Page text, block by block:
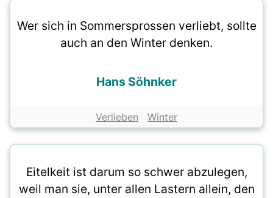
Wer sich in Sommersprossen verliebt, sollte
auch an den Winter denken.
Hans Söhnker
Verlieben Winter
Eitelkeit ist darum so schwer abzulegen,
weil man sie, unter allen Lastern allein, den